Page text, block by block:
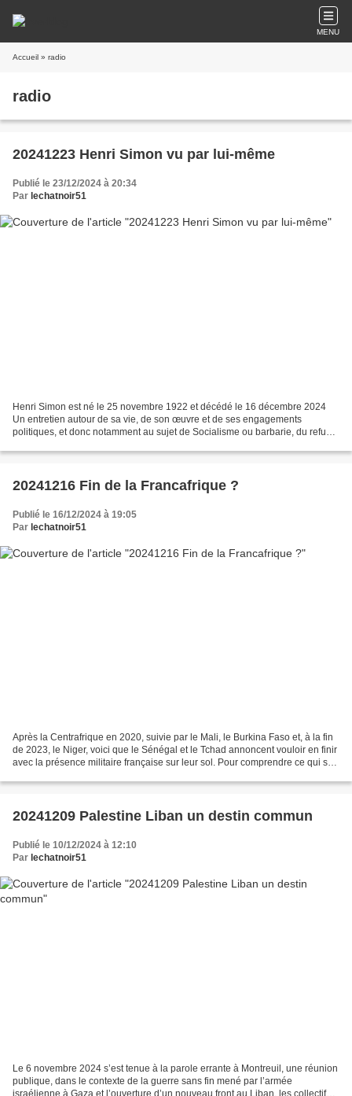
MENU
Accueil » radio
radio
20241223 Henri Simon vu par lui-même
Publié le 23/12/2024 à 20:34
Par lechatnoir51
Henri Simon est né le 25 novembre 1922 et décédé le 16 décembre 2024
Un entretien autour de sa vie, de son œuvre et de ses engagements
politiques, et donc notamment au sujet de Socialisme ou barbarie, du refus
20241216 Fin de la Francafrique ?
Publié le 16/12/2024 à 19:05
Par lechatnoir51
Après la Centrafrique en 2020, suivie par le Mali, le Burkina Faso et, à la fin
de 2023, le Niger, voici que le Sénégal et le Tchad annoncent vouloir en finir
avec la présence militaire française sur leur sol. Pour comprendre ce qui se
20241209 Palestine Liban un destin commun
Publié le 10/12/2024 à 12:10
Par lechatnoir51
Le 6 novembre 2024 s’est tenue à la parole errante à Montreuil, une réunion
publique, dans le contexte de la guerre sans fin mené par l’armée
israélienne à Gaza et l’ouverture d’un nouveau front au Liban, les collectifs